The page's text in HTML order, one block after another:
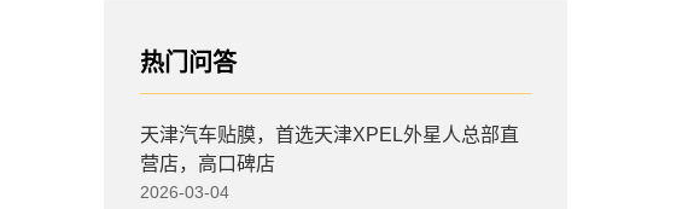
热门问答
天津汽车贴膜，首选天津XPEL外星人总部直
营店，高口碑店
2026-03-04